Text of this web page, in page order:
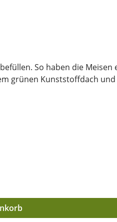
So haben die
grünen Kunststoffdach